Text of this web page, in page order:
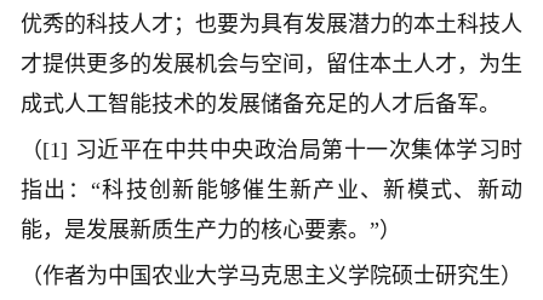
优秀的科技人才；也要为具有发展潜力的本土科技人
才提供更多的发展机会与空间，留住本土人才，为生
成式人工智能技术的发展储备充足的人才后备军。
（[1] 习近平在中共中央政治局第十一次集体学习时
指出 ：“科技创新能够催生新产业、新模式、新动
能，是发展新质生产力的核心要素。”）
（作者为中国农业大学马克思主义学院硕士研究生）